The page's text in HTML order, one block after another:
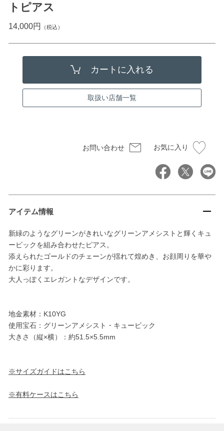
トピアス
14,000円 （税込）
取扱い店舗一覧
お問い合わせ お気に入り
アイテム情報
新緑のようなグリーンがきれいなグリーンアメシストと輝くキュ
ービックを組み合わせたピアス。
添えられたゴールドのチェーンが揺れて煌めき、お顔周りを華や
かに彩ります。
大人っぽくエレガントなデザインです。
地金素材：K10YG
使用宝石：グリーンアメシスト・キュービック
大きさ（縦×横）：約51.5×5.5mm
※サイズガイドはこちら
※有料ケースはこちら